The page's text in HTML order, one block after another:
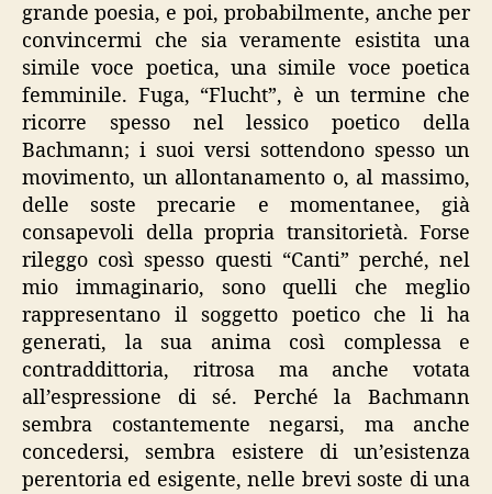
grande poesia, e poi, probabilmente, anche per
convincermi che sia veramente esistita una
simile voce poetica, una simile voce poetica
femminile. Fuga, “Flucht”, è un termine che
ricorre spesso nel lessico poetico della
Bachmann; i suoi versi sottendono spesso un
movimento, un allontanamento o, al massimo,
delle soste precarie e momentanee, già
consapevoli della propria transitorietà. Forse
rileggo così spesso questi “Canti” perché, nel
mio immaginario, sono quelli che meglio
rappresentano il soggetto poetico che li ha
generati, la sua anima così complessa e
contraddittoria, ritrosa ma anche votata
all’espressione di sé. Perché la Bachmann
sembra costantemente negarsi, ma anche
concedersi, sembra esistere di un’esistenza
perentoria ed esigente, nelle brevi soste di una